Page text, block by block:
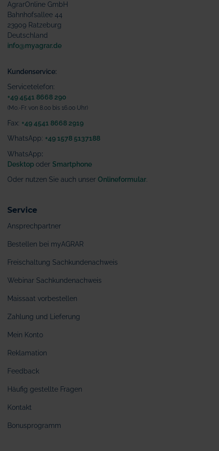
AgrarOnline GmbH
Bahnhofsallee 44
23909 Ratzeburg
Deutschland
info@myagrar.de
Kundenservice:
Servicetelefon:
+49 4541 8668 290
(Mo.-Fr. von 8.00 bis 16.00 Uhr)
Fax: +49 4541 8668 2919
WhatsApp: +49 1578 5137188
WhatsApp:
Desktop oder Smartphone
Oder nutzen Sie auch unser Onlineformular
Service
Ansprechpartner
Bestellen bei myAGRAR
Freischaltung Sachkundenachweis
Webinar Sachkundenachweis
Maissaat vorbestellen
Zahlung und Lieferung
Mein Konto
Reklamation
Feedback
Häufig gestellte Fragen
Kontakt
Bonusprogramm